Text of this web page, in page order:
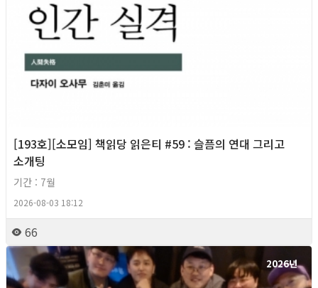
[193호][소모임] 책읽당 읽은티 #59 : 슬픔의 연대 그리고
소개팅
기간 : 7월
2026-08-03 18:12
66
2026년